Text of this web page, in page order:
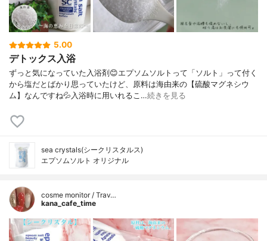
5.00
デトックス入浴
ずっと気になっていた入浴剤😊エプソムソルトって「ソルト」って付く
から塩だとばかり思っていたけど、原料は海由来の【硫酸マグネシウ
ム】なんですね💦入浴時に用いれるこ…続きを見る
sea crystals(シークリスタルス)
エプソムソルト オリジナル
cosme monitor / Trav…
kana_cafe_time